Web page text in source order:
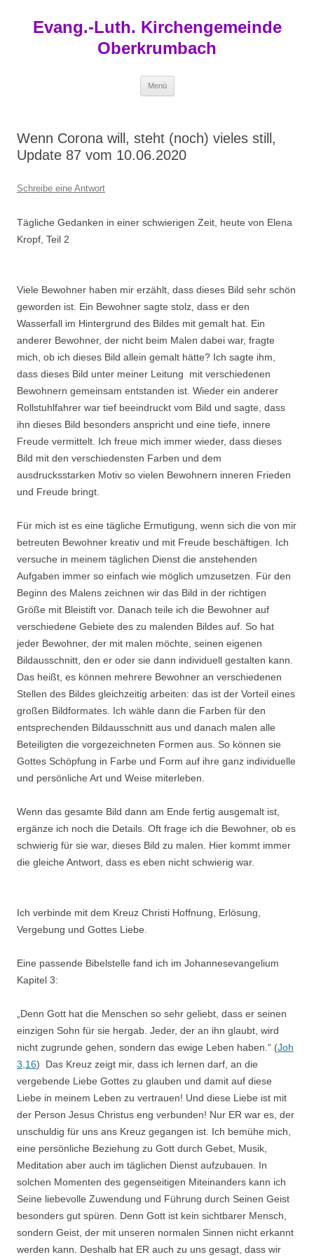
springen
Evang.-Luth. Kirchengemeinde
Oberkrumbach
Menü
Wenn Corona will, steht (noch) vieles still,
Update 87 vom 10.06.2020
Schreibe eine Antwort
Tägliche Gedanken in einer schwierigen Zeit, heute von Elena
Kropf, Teil 2
Viele Bewohner haben mir erzählt, dass dieses Bild sehr schön
geworden ist. Ein Bewohner sagte stolz, dass er den
Wasserfall im Hintergrund des Bildes mit gemalt hat. Ein
anderer Bewohner, der nicht beim Malen dabei war, fragte
mich, ob ich dieses Bild allein gemalt hätte? Ich sagte ihm,
dass dieses Bild unter meiner Leitung mit verschiedenen
Bewohnern gemeinsam entstanden ist. Wieder ein anderer
Rollstuhlfahrer war tief beeindruckt vom Bild und sagte, dass
ihn dieses Bild besonders anspricht und eine tiefe, innere
Freude vermittelt. Ich freue mich immer wieder, dass dieses
Bild mit den verschiedensten Farben und dem
ausdrucksstarken Motiv so vielen Bewohnern inneren Frieden
und Freude bringt.
Für mich ist es eine tägliche Ermutigung, wenn sich die von mir
betreuten Bewohner kreativ und mit Freude beschäftigen. Ich
versuche in meinem täglichen Dienst die anstehenden
Aufgaben immer so einfach wie möglich umzusetzen. Für den
Beginn des Malens zeichnen wir das Bild in der richtigen
Größe mit Bleistift vor. Danach teile ich die Bewohner auf
verschiedene Gebiete des zu malenden Bildes auf. So hat
jeder Bewohner, der mit malen möchte, seinen eigenen
Bildausschnitt, den er oder sie dann individuell gestalten kann.
Das heißt, es können mehrere Bewohner an verschiedenen
Stellen des Bildes gleichzeitig arbeiten: das ist der Vorteil eines
großen Bildformates. Ich wähle dann die Farben für den
entsprechenden Bildausschnitt aus und danach malen alle
Beteiligten die vorgezeichneten Formen aus. So können sie
Gottes Schöpfung in Farbe und Form auf ihre ganz individuelle
und persönliche Art und Weise miterleben.
Wenn das gesamte Bild dann am Ende fertig ausgemalt ist,
ergänze ich noch die Details. Oft frage ich die Bewohner, ob es
schwierig für sie war, dieses Bild zu malen. Hier kommt immer
die gleiche Antwort, dass es eben nicht schwierig war.
Ich verbinde mit dem Kreuz Christi Hoffnung, Erlösung,
Vergebung und Gottes Liebe.
Eine passende Bibelstelle fand ich im Johannesevangelium
Kapitel 3:
„Denn Gott hat die Menschen so sehr geliebt, dass er seinen
einzigen Sohn für sie hergab. Jeder, der an ihn glaubt, wird
nicht zugrunde gehen, sondern das ewige Leben haben.“ (Joh
3,16) Das Kreuz zeigt mir, dass ich lernen darf, an die
vergebende Liebe Gottes zu glauben und damit auf diese
Liebe in meinem Leben zu vertrauen! Und diese Liebe ist mit
der Person Jesus Christus eng verbunden! Nur ER war es, der
unschuldig für uns ans Kreuz gegangen ist. Ich bemühe mich,
eine persönliche Beziehung zu Gott durch Gebet, Musik,
Meditation aber auch im täglichen Dienst aufzubauen. In
solchen Momenten des gegenseitigen Miteinanders kann ich
Seine liebevolle Zuwendung und Führung durch Seinen Geist
besonders gut spüren. Denn Gott ist kein sichtbarer Mensch,
sondern Geist, der mit unseren normalen Sinnen nicht erkannt
werden kann. Deshalb hat ER auch zu uns gesagt, dass wir